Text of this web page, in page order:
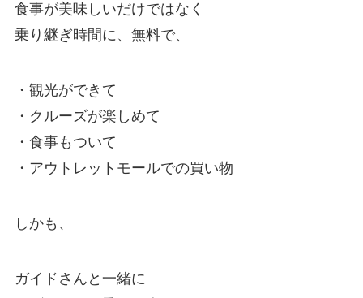
食事が美味しいだけではなく
乗り継ぎ時間に、無料で、
・観光ができて
・クルーズが楽しめて
・食事もついて
・アウトレットモールでの買い物
しかも、
ガイドさんと一緒に